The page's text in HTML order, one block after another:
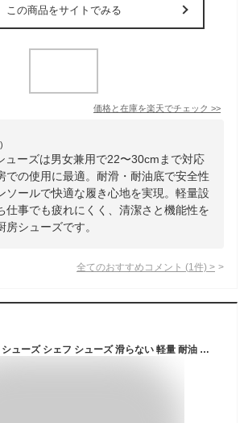
この商品をサイトでみる
価格と在庫を楽天でチェック >>
ューズは男女兼用で22〜30cmまで対応
での使用に最適。耐滑・耐油底で安全性
ソールで快適な履き心地を実現。軽量設
仕事でも疲れにくく、清潔さと機能性を
シューズです。
全てのおすすめコメント (1 件) >
コックシューズ 厨房 シューズ シェフ シューズ 滑らない 軽量 耐油 防水 抗菌 防臭 レディース メンズ 業務用 疲れない 飲食店安全靴 ショートブーツ EVA素材